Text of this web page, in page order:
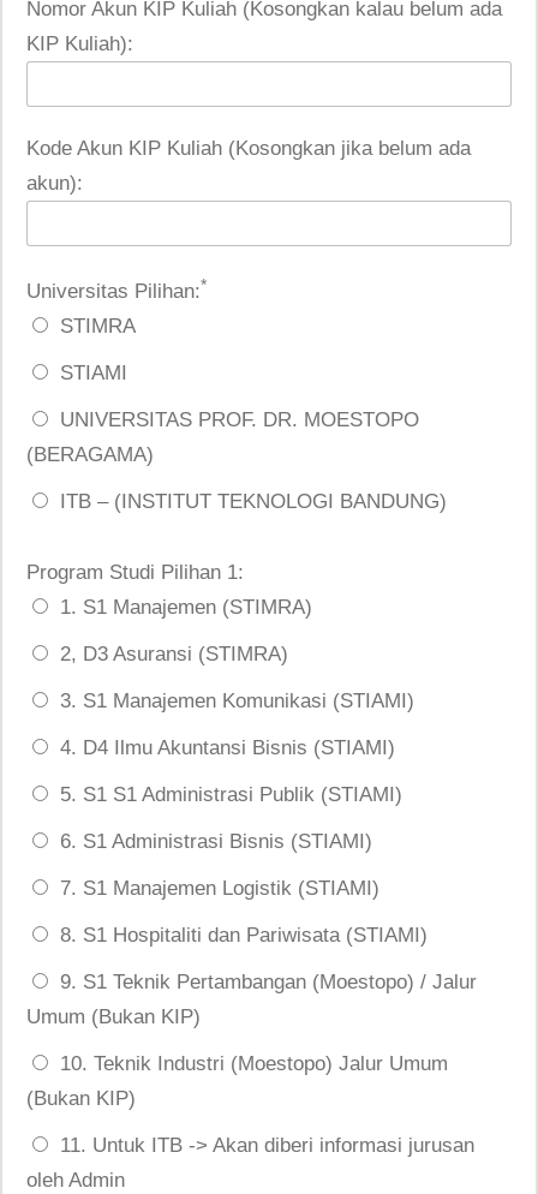
Nomor Akun KIP Kuliah (Kosongkan kalau belum ada
KIP Kuliah):
Kode Akun KIP Kuliah (Kosongkan jika belum ada
akun):
Universitas Pilihan:*
STIMRA
STIAMI
UNIVERSITAS PROF. DR. MOESTOPO
(BERAGAMA)
ITB – (INSTITUT TEKNOLOGI BANDUNG)
Program Studi Pilihan 1:
1. S1 Manajemen (STIMRA)
2, D3 Asuransi (STIMRA)
3. S1 Manajemen Komunikasi (STIAMI)
4. D4 Ilmu Akuntansi Bisnis (STIAMI)
5. S1 S1 Administrasi Publik (STIAMI)
6. S1 Administrasi Bisnis (STIAMI)
7. S1 Manajemen Logistik (STIAMI)
8. S1 Hospitaliti dan Pariwisata (STIAMI)
9. S1 Teknik Pertambangan (Moestopo) / Jalur
Umum (Bukan KIP)
10. Teknik Industri (Moestopo) Jalur Umum
(Bukan KIP)
11. Untuk ITB -> Akan diberi informasi jurusan
oleh Admin